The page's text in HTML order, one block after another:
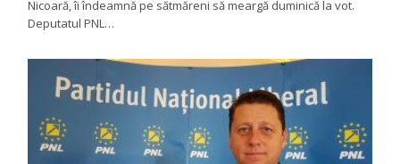
Nicoară, îi îndeamnă pe sătmăreni să meargă duminică la vot.
Deputatul PNL…